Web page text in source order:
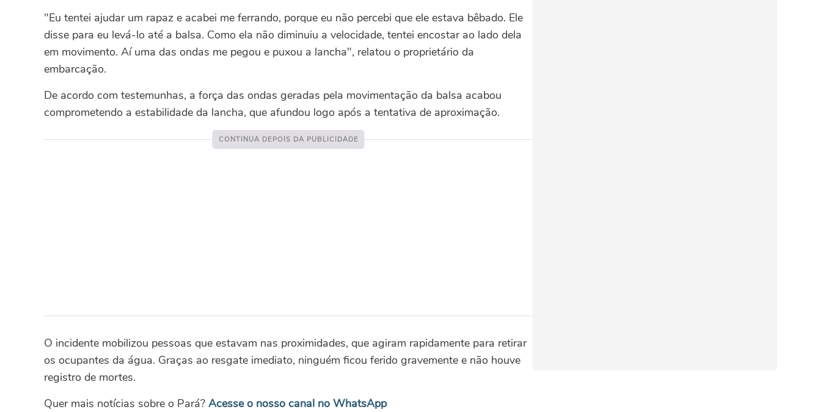
"Eu tentei ajudar um rapaz e acabei me ferrando, porque eu não percebi que ele estava bêbado. Ele
disse para eu levá-lo até a balsa. Como ela não diminuiu a velocidade, tentei encostar ao lado dela
em movimento. Aí uma das ondas me pegou e puxou a lancha", relatou o proprietário da
embarcação.
De acordo com testemunhas, a força das ondas geradas pela movimentação da balsa acabou
comprometendo a estabilidade da lancha, que afundou logo após a tentativa de aproximação.
O incidente mobilizou pessoas que estavam nas proximidades, que agiram rapidamente para retirar
os ocupantes da água. Graças ao resgate imediato, ninguém ficou ferido gravemente e não houve
registro de mortes.
Quer mais notícias sobre o Pará? Acesse o nosso canal no WhatsApp